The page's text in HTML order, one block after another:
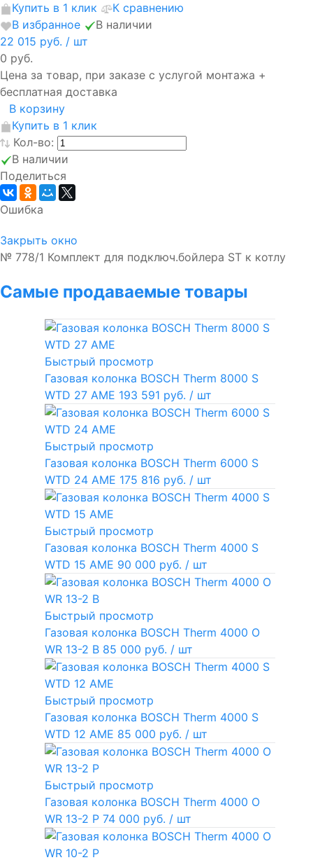
Купить в 1 клик
К сравнению
В избранное
В наличии
22 015 руб. / шт
0 руб.
Цена за товар, при заказе с услугой монтажа +
бесплатная доставка
В корзину
Купить в 1 клик
Кол-во:
В наличии
Поделиться
Ошибка
Закрыть окно
№ 778/1 Комплект для подключ.бойлера ST к котлу
Самые продаваемые товары
Быстрый просмотр
Газовая колонка BOSCH Therm 8000 S
WTD 27 AME 193 591 руб. / шт
Быстрый просмотр
Газовая колонка BOSCH Therm 6000 S
WTD 24 AME 175 816 руб. / шт
Быстрый просмотр
Газовая колонка BOSCH Therm 4000 S
WTD 15 AME 90 000 руб. / шт
Быстрый просмотр
Газовая колонка BOSCH Therm 4000 O
WR 13-2 В 85 000 руб. / шт
Быстрый просмотр
Газовая колонка BOSCH Therm 4000 S
WTD 12 AME 85 000 руб. / шт
Быстрый просмотр
Газовая колонка BOSCH Therm 4000 O
WR 13-2 P 74 000 руб. / шт